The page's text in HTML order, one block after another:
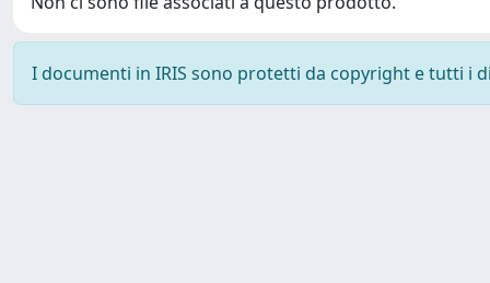
I documenti in IRIS sono protetti da copyright e tutti i